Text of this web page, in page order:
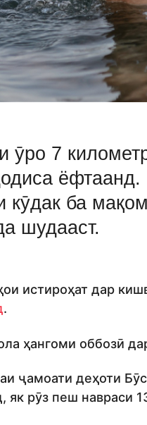
ӯро 7
ёфтаанд.
кӯдак ба
шудааст.
истироҳат дар
.
ҳангоми оббозӣ
ҷамоати деҳоти
як рӯз пеш навраси